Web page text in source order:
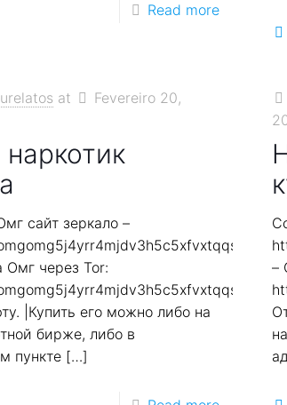
Read more
at
Fevereiro 20,
сайт зеркало –
Омг через Tor:
|Купить его можно либо на
бирже, либо в
пункте[…]
–